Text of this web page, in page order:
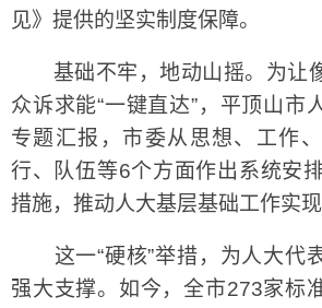
见》提供的坚实制度保障。
基础不牢，地动山摇。为让
众诉求能“一键直达”，平顶山市
专题汇报，市委从思想、工作
行、队伍等6个方面作出系统安
措施，推动人大基层基础工作实现
这一“硬核”举措，为人大代
强大支撑。如今，全市273家标